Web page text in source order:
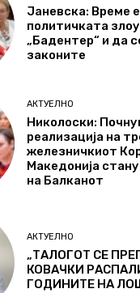
Јаневска: Време
политичката
„Бадентер“ и да
законите
АКТУЕЛНО
Николоски:
реализација на
железничкиот
Македонија
на Балканот
АКТУЕЛНО
„ТАЛОГОТ СЕ
КОВАЧКИ
ГОДИНИТЕ НА